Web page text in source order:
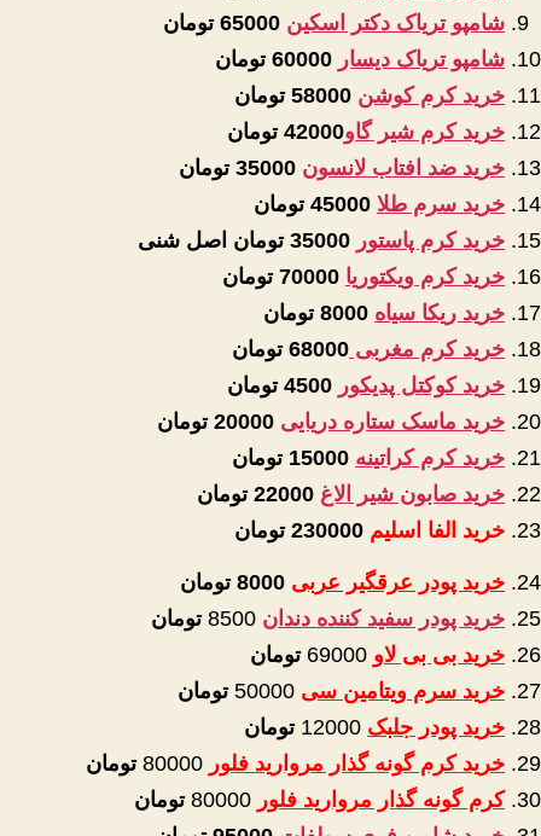
شامپو تریاک دکتر اسکین
شامپو تریاک دیسار
خرید کرم کوشن
خرید کرم شیر گاو42000 تومان
خرید ضد افتاب لانسون
خرید سرم طلا
خرید کرم پاستور
خرید کرم ویکتوریا
خرید ریکا سیاه
خرید کرم مغربی 68000 تومان
خرید کوکتل پدیکور
خرید ماسک ستاره دریایی
خرید کرم کراتینه
خرید صابون شیر الاغ
خرید الفا اسلیم 230000 تومان
خرید پودر عرقگیر عربی 8000 تومان
خرید پودر سفید کننده دندان
تومان
خرید بی بی لاو
تومان
خرید سرم ویتامین سی
تومان
خرید پودر جلبک
تومان
خرید کرم گونه گذار مروارید فلور
تومان
کرم گونه گذار مروارید فلور
تومان